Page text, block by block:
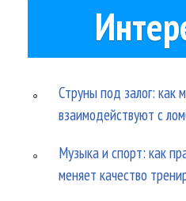
Струны под залог: как
взаимодействуют с
Музыка и спорт: как
меняет качество